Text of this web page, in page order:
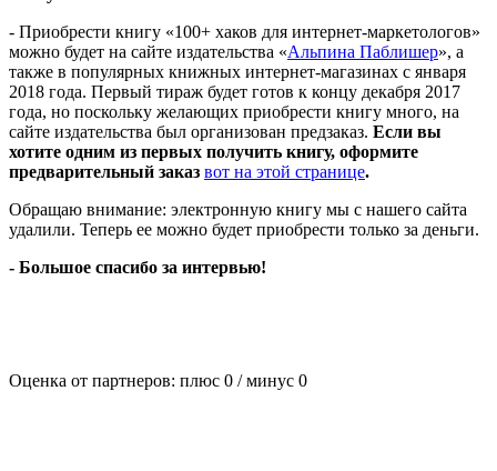
- Приобрести книгу «100+ хаков для интернет-маркетологов»
можно будет на сайте издательства «Альпина Паблишер», а
также в популярных книжных интернет-магазинах с января
2018 года. Первый тираж будет готов к концу декабря 2017
года, но поскольку желающих приобрести книгу много, на
сайте издательства был организован предзаказ. Если вы
хотите одним из первых получить книгу, оформите
предварительный заказ вот на этой странице.
Обращаю внимание: электронную книгу мы с нашего сайта
удалили. Теперь ее можно будет приобрести только за деньги.
- Большое спасибо за интервью!
Оценка от партнеров: плюс 0 / минус 0